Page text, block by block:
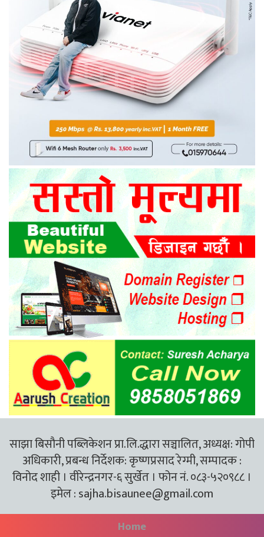
साझा बिसौनी पब्लिकेशन प्रा.लि.द्धारा सञ्चालित, अध्यक्ष: गोपी
अधिकारी, प्रबन्ध निर्देशक: कृष्णप्रसाद रेग्मी, सम्पादक :
विनोद शाही । वीरेन्द्रनगर-६ सुर्खेत । फोन नं. ०८३-५२०९८८ ।
इमेल :sajha.bisaunee@gmail.com
Home